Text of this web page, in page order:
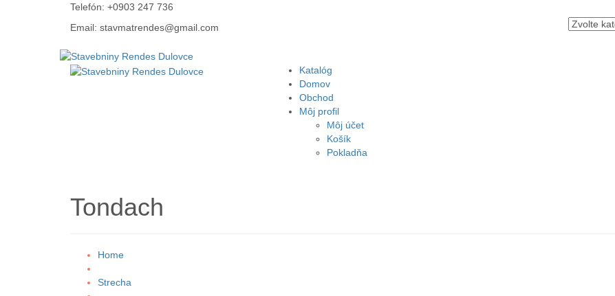
Telefón: +0903 247 736
Email: stavmatrendes@gmail.com
Katalóg
Domov
Obchod
Môj profil
Môj účet
Košík
Pokladňa
Tondach
Home
Strecha